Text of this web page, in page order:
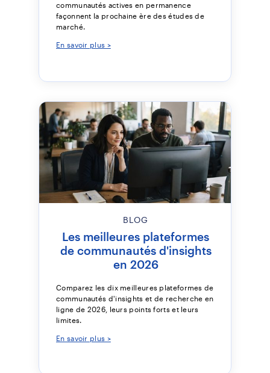
communautés actives en permanence
façonnent la prochaine ère des études de
marché.
En savoir plus >
BLOG
Les meilleures plateformes
de communautés d'insights
en 2026
Comparez les dix meilleures plateformes de
communautés d'insights et de recherche en
ligne de 2026, leurs points forts et leurs
limites.
En savoir plus >